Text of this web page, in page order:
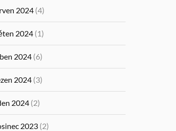
2024 (4)
2024 (1)
2024 (6)
2024 (3)
2024 (2)
2023 (2)